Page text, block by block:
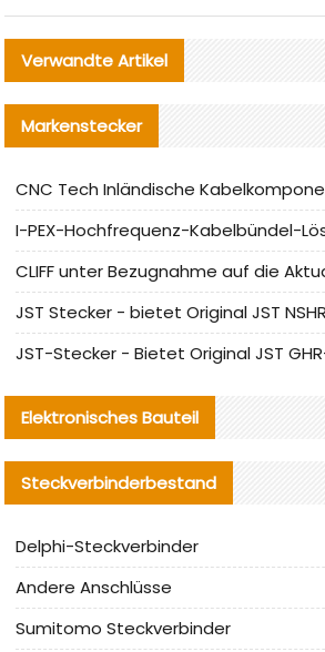
Verwandte Artikel
Markenstecker
Elektronisches Bauteil
Steckverbinderbestand
Delphi-Steckverbinder
Andere Anschlüsse
Sumitomo Steckverbinder